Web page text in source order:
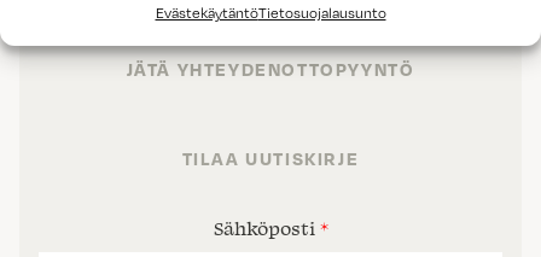
EvästekäytäntöTietosuojalausunto
PROJEKTIMYYNTI
JÄTÄ YHTEYDENOTTOPYYNTÖ
TILAA UUTISKIRJE
Sähköposti *